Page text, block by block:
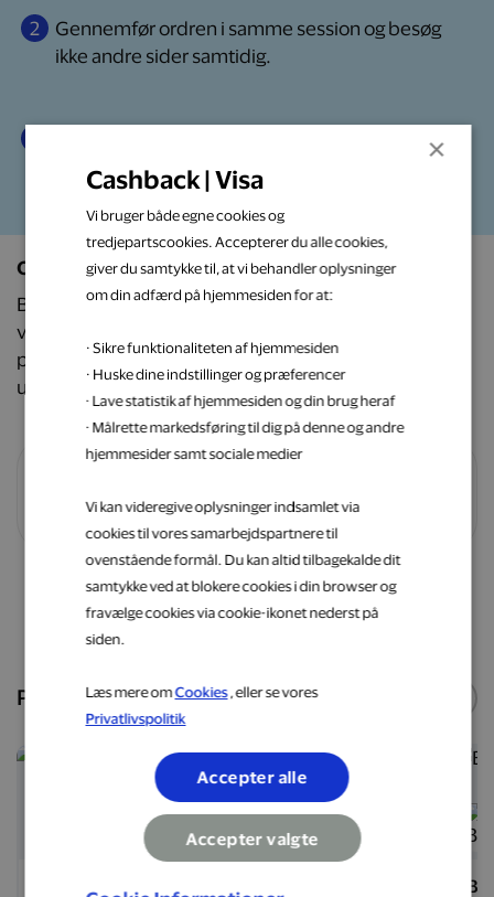
2 Gennemfør ordren i samme session og besøg
ikke andre sider samtidig.
bekræftes på din e-mail.
Om Bottle Hero
Bottle Hero er en online markedsplads for premium
vine, spiritus og craft-øl, der samler eksklusive
produkter fra specialbutikker og sommelierer i ét
univers.
Shop nu
Populære webshops Se flere
×
Cashback | Visa
Vi bruger både egne cookies og
tredjepartscookies. Accepterer du alle cookies,
giver du samtykke til, at vi behandler oplysninger
om din adfærd på hjemmesiden for at:
· Sikre funktionaliteten af hjemmesiden
· Huske dine indstillinger og præferencer
· Lave statistik af hjemmesiden og din brug heraf
· Målrette markedsføring til dig på denne og andre
hjemmesider samt sociale medier
Vi kan videregive oplysninger indsamlet via
cookies til vores samarbejdspartnere til
ovenstående formål. Du kan altid tilbagekalde dit
samtykke ved at blokere cookies i din browser og
fravælge cookies via cookie-ikonet nederst på
siden.
Læs mere omCookies, eller se vores
Privatlivspolitik
Accepter alle
Accepter valgte